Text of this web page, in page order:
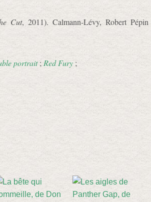
Cut, 2011). Calmann-Lévy, Robert Pépin
portrait; Red Fury ;